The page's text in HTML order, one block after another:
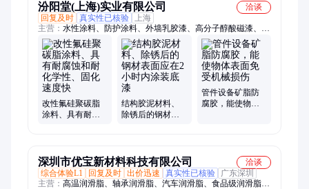
汾阳堂(上海)实业有限公司
洽谈
回复及时 真实性已核验
上海
主营： 水性涂料、防护涂料、外墙乳胶漆、高分子醇酸磁漆、钢
结构桥梁底漆、高固分聚氨酯漆、高分子防水材料、高分子纳米
涂层、高分子环氧树脂、高弹性防水涂料
改性氟硅聚碳脂
涂料、具有耐腐
结构胶泥材料、
除锈后的钢材表
管件设备矿脂防
腐胶，能使物体
深圳市优宝新材料科技有限公司
洽谈
综合体验L1
回复及时 出价迅速 真实性已核验
广东深圳
主营： 高温润滑脂、轴承润滑脂、汽车润滑脂、食品级润滑脂、